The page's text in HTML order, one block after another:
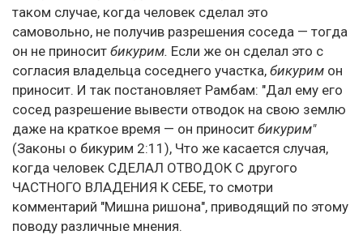
таком случае, когда человек сделал это
самовольно, не получив разрешения соседа — тогда
он не приносит бикурим. Если же он сделал это с
согласия владельца соседнего участка, бикурим он
приносит. И так постановляет Рамбам: "Дал ему его
сосед разрешение вывести отводок на свою землю
даже на краткое время — он приносит бикурим"
(Законы о бикурим 2:11), Что же касается случая,
когда человек СДЕЛАЛ ОТВОДОК С другого
ЧАСТНОГО ВЛАДЕНИЯ К СЕБЕ, то смотри
комментарий "Мишна ришона", приводящий по этому
поводу различные мнения.